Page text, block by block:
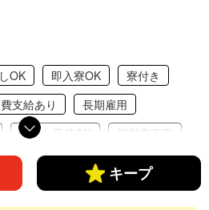
OK 即入寮OK
寮付き
支給あり
長期雇用
友達と応募OK
履歴書不要
電完備
引っ越し補助あり
備
キープ